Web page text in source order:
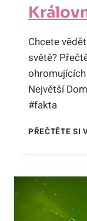
Chcete
světě?
Největší
#fakta
PŘEČTĚTE SI